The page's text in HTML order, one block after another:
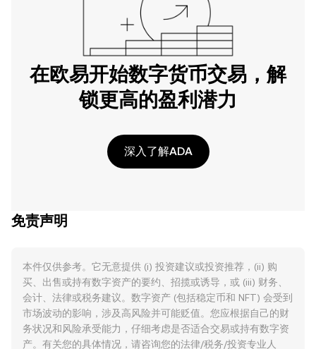
在欧易开始数字货币交易，解
锁更高的盈利潜力
深入了解ADA
免责声明
本件仅供参考。它无意提供 (i) 投资建议或投资推荐，(ii) 购
买、出售或持有数字资产的要约、招揽或诱导，或 (iii) 财务、
会计、法律或税务建议。数字资产 (包括稳定币和 NFT) 会受到
市场波动的影响，涉及高风险并可能贬值。您应根据自己的财
务状况和风险承受能力，仔细考虑是否适合交易或持有数字资
产。有关您的具体情况，请咨询您的法律/税务/投资专业人